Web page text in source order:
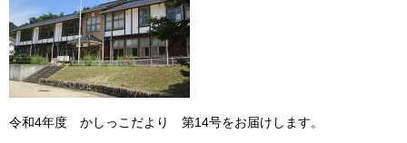
令和4年度 かしっこだより 第14号をお届けします。